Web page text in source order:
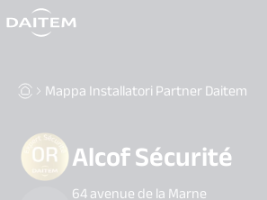
search.label
Mappa Installatori Partner Daitem
Alcof Sécurité
64 avenue de la Marne